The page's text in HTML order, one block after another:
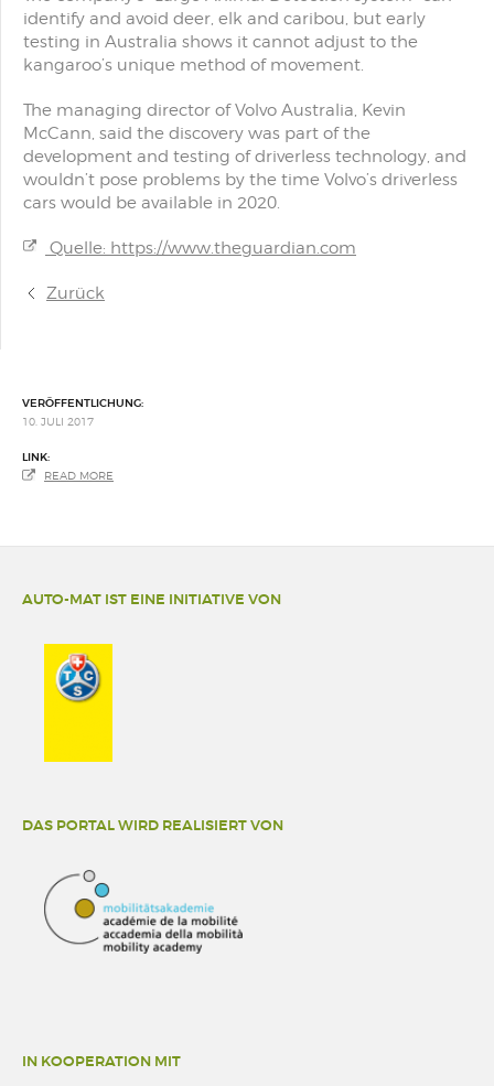
identify and avoid deer, elk and caribou, but early
testing in Australia shows it cannot adjust to the
kangaroo’s unique method of movement.
The managing director of Volvo Australia, Kevin
McCann, said the discovery was part of the
development and testing of driverless technology, and
wouldn’t pose problems by the time Volvo’s driverless
cars would be available in 2020.
Quelle: https://www.theguardian.com
Zurück
VERÖFFENTLICHUNG:
10. JULI 2017
LINK:
READ MORE
AUTO-MAT IST EINE INITIATIVE VON
DAS PORTAL WIRD REALISIERT VON
IN KOOPERATION MIT